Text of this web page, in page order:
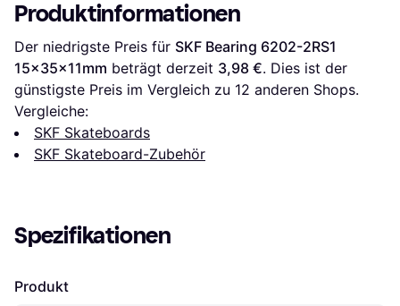
Produktinformationen
Der niedrigste Preis für SKF Bearing 6202-2RS1
15x35x11mm beträgt derzeit 3,98 €. Dies ist der
günstigste Preis im Vergleich zu 12 anderen Shops.
Vergleiche:
SKF Skateboards
SKF Skateboard-Zubehör
Spezifikationen
Produkt